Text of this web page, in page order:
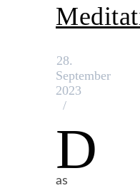
28.
September
2023
/
D
as